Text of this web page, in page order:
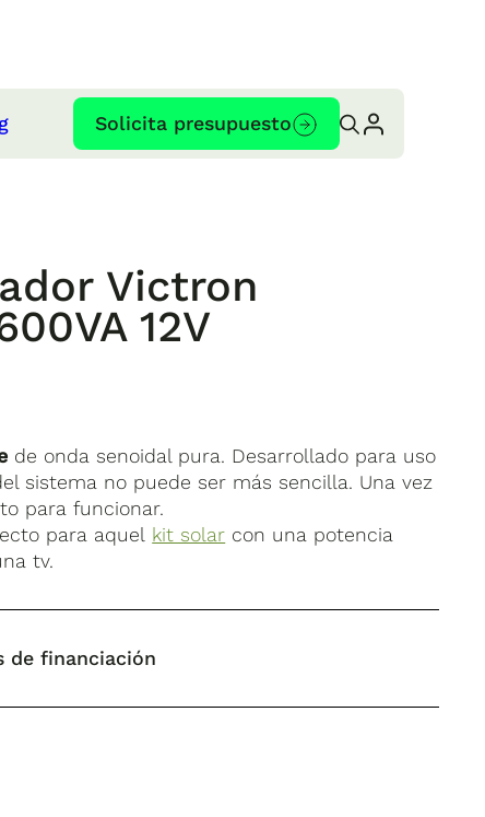
Solicita presupuesto
Victron
12V
de onda senoidal pura. Desarrollado para uso
sistema no puede ser más sencilla. Una vez
para funcionar.
para aquel kit solar con una potencia
tv.
de financiación